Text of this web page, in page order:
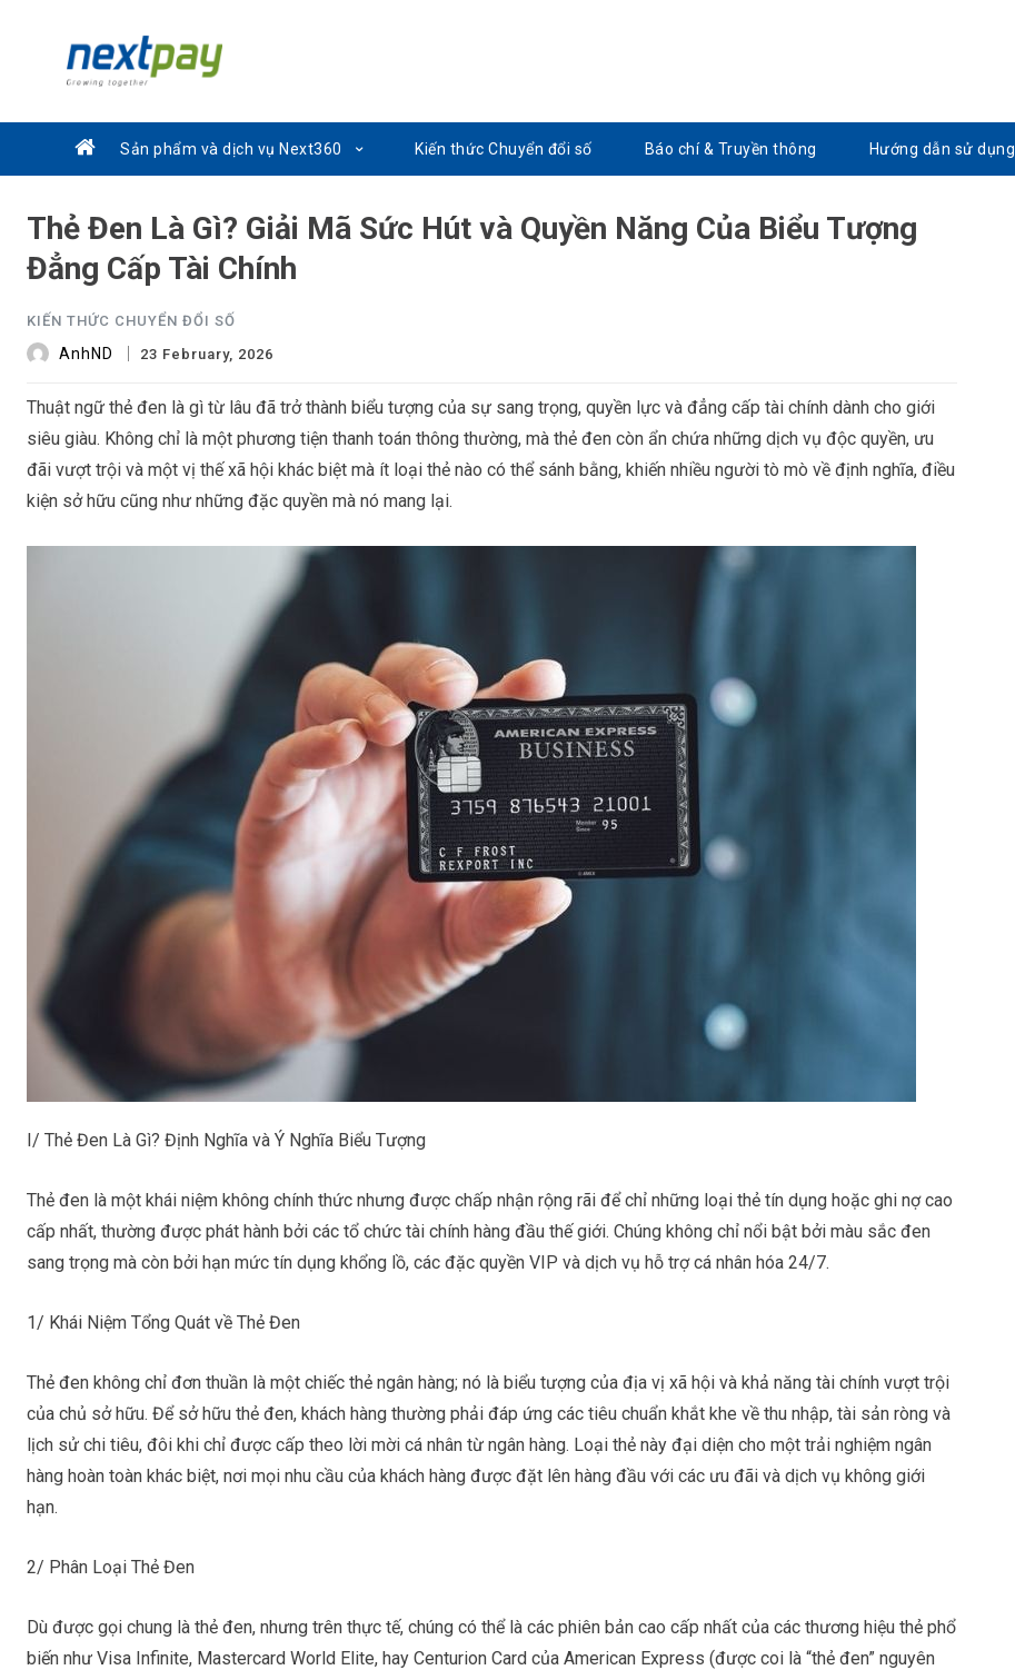
Sản phẩm và dịch vụ Next360 Kiến thức Chuyển đổi số Báo chí & Truyền thông Hướng dẫn sử dụng
Thẻ Đen Là Gì? Giải Mã Sức Hút và Quyền Năng Của Biểu Tượng
Đẳng Cấp Tài Chính
KIẾN THỨC CHUYỂN ĐỔI SỐ
AnhND 23 February, 2026
Thuật ngữ thẻ đen là gì từ lâu đã trở thành biểu tượng của sự sang trọng, quyền lực và đẳng cấp tài chính dành cho giới
siêu giàu. Không chỉ là một phương tiện thanh toán thông thường, mà thẻ đen còn ẩn chứa những dịch vụ độc quyền, ưu
đãi vượt trội và một vị thế xã hội khác biệt mà ít loại thẻ nào có thể sánh bằng, khiến nhiều người tò mò về định nghĩa, điều
kiện sở hữu cũng như những đặc quyền mà nó mang lại.
I/ Thẻ Đen Là Gì? Định Nghĩa và Ý Nghĩa Biểu Tượng
Thẻ đen là một khái niệm không chính thức nhưng được chấp nhận rộng rãi để chỉ những loại thẻ tín dụng hoặc ghi nợ cao
cấp nhất, thường được phát hành bởi các tổ chức tài chính hàng đầu thế giới. Chúng không chỉ nổi bật bởi màu sắc đen
sang trọng mà còn bởi hạn mức tín dụng khổng lồ, các đặc quyền VIP và dịch vụ hỗ trợ cá nhân hóa 24/7.
1/ Khái Niệm Tổng Quát về Thẻ Đen
Thẻ đen không chỉ đơn thuần là một chiếc thẻ ngân hàng; nó là biểu tượng của địa vị xã hội và khả năng tài chính vượt trội
của chủ sở hữu. Để sở hữu thẻ đen, khách hàng thường phải đáp ứng các tiêu chuẩn khắt khe về thu nhập, tài sản ròng và
lịch sử chi tiêu, đôi khi chỉ được cấp theo lời mời cá nhân từ ngân hàng. Loại thẻ này đại diện cho một trải nghiệm ngân
hàng hoàn toàn khác biệt, nơi mọi nhu cầu của khách hàng được đặt lên hàng đầu với các ưu đãi và dịch vụ không giới
hạn.
2/ Phân Loại Thẻ Đen
Dù được gọi chung là thẻ đen, nhưng trên thực tế, chúng có thể là các phiên bản cao cấp nhất của các thương hiệu thẻ phổ
biến như Visa Infinite, Mastercard World Elite, hay Centurion Card của American Express (được coi là “thẻ đen” nguyên